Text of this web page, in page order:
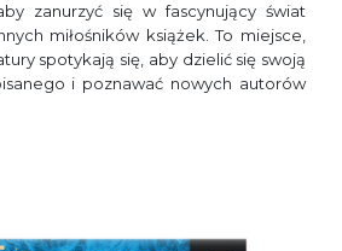
zanurzyć się w fascynujący świat
miłośników książek. To miejsce,
spotykają się, aby dzielić się swoją
i poznawać nowych autorów